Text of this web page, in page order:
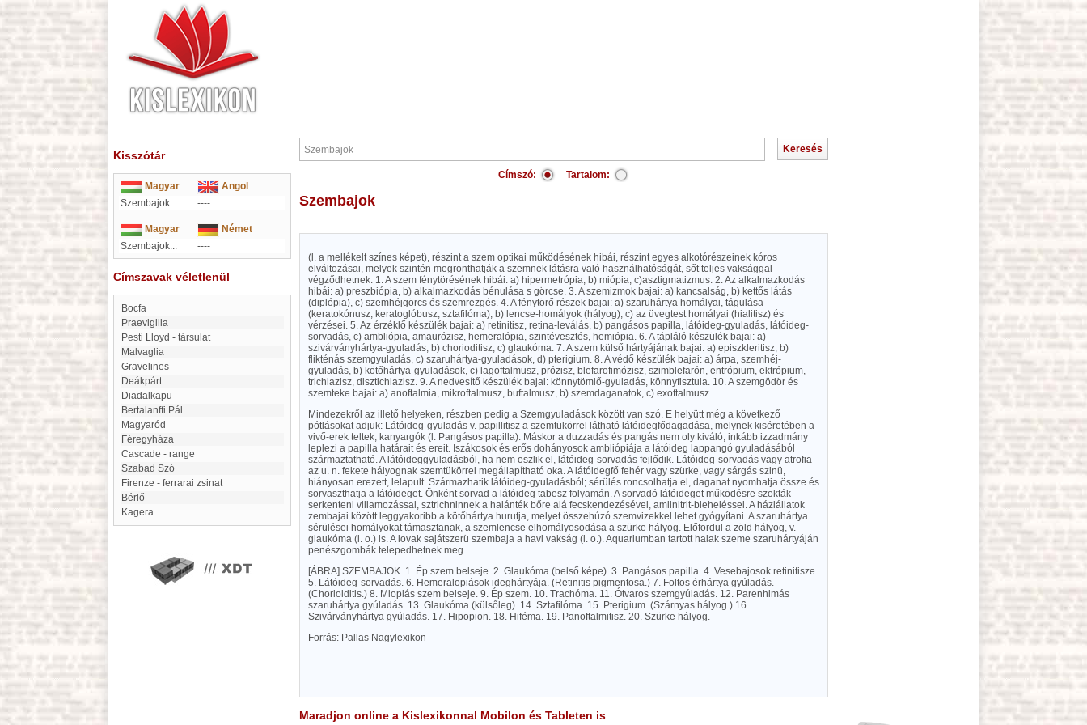
Kisszótár
Magyar
Angol
Szembajok...
----
Magyar
Német
Szembajok...
----
Címszavak véletlenül
Bocfa
Praevigilia
Pesti Lloyd - társulat
Malvaglia
Gravelines
Deákpárt
diadalkapu
Bertalanffi Pál
Magyaród
Féregyháza
Cascade - range
Szabad Szó
Firenze - ferrarai zsinat
Bérlő
Kagera
Címszó: Tartalom:
Szembajok
(l. a mellékelt színes képet), részint a szem optikai működésének hibái, részint egyes alkotórészeinek kóros
elváltozásai, melyek szintén megronthatják a szemnek látásra való használhatóságát, sőt teljes vaksággal
végződhetnek. 1. A szem fénytörésének hibái: a) hipermetrópia, b) miópia, c)asztigmatizmus. 2. Az alkalmazkodás
hibái: a) preszbiópia, b) alkalmazkodás bénulása s görcse. 3. A szemizmok bajai: a) kancsalság, b) kettős látás
(diplópia), c) szemhéjgörcs és szemrezgés. 4. A fénytörő részek bajai: a) szaruhártya homályai, tágulása
(keratokónusz, keratoglóbusz, sztafilóma), b) lencse-homályok (hályog), c) az üvegtest homályai (hialitisz) és
vérzései. 5. Az érzéklő készülék bajai: a) retinitisz, retina-leválás, b) pangásos papilla, látóideg-gyuladás, látóideg-
sorvadás, c) ambliópia, amaurózisz, hemeralópia, szintévesztés, hemiópia. 6. A tápláló készülék bajai: a)
szivárványhártya-gyuladás, b) chorioditisz, c) glaukóma. 7. A szem külső hártyájának bajai: a) episzkleritisz, b)
flikténás szemgyuladás, c) szaruhártya-gyuladások, d) pterigium. 8. A védő készülék bajai: a) árpa, szemhéj-
gyuladás, b) kötőhártya-gyuladások, c) lagoftalmusz, prózisz, blefarofimózisz, szimblefarón, entrópium, ektrópium,
trichiazisz, disztichiazisz. 9. A nedvesítő készülék bajai: könnytömlő-gyuladás, könnyfisztula. 10. A szemgödör és
szemteke bajai: a) anoftalmia, mikroftalmusz, buftalmusz, b) szemdaganatok, c) exoftalmusz.
Mindezekről az illető helyeken, részben pedig a Szemgyuladások között van szó. E helyütt még a következő
pótlásokat adjuk: Látóideg-gyuladás v. papillitisz a szemtükörrel látható látóidegfődagadása, melynek kiséretében a
vivő-erek teltek, kanyargók (l. Pangásos papilla). Máskor a duzzadás és pangás nem oly kiváló, inkább izzadmány
leplezi a papilla határait és ereit. Iszákosok és erős dohányosok ambliópiája a látóideg lappangó gyuladásából
származtatható. A látóideggyuladásból, ha nem oszlik el, látóideg-sorvadás fejlődik. Látóideg-sorvadás vagy atrofia
az u. n. fekete hályognak szemtükörrel megállapítható oka. A látóidegfő fehér vagy szürke, vagy sárgás szinü,
hiányosan erezett, lelapult. Származhatik látóideg-gyuladásból; sérülés roncsolhatja el, daganat nyomhatja össze és
sorvaszthatja a látóideget. Önként sorvad a látóideg tabesz folyamán. A sorvadó látóideget működésre szokták
serkenteni villamozással, sztrichninnek a halánték bőre alá fecskendezésével, amilnitrit-bleheléssel. A háziállatok
zembajai között leggyakoribb a kötőhártya hurutja, melyet összehúzó szemvizekkel lehet gyógyítani. A szaruhártya
sérülései homályokat támasztanak, a szemlencse elhomályosodása a szürke hályog. Előfordul a zöld hályog, v.
glaukóma (l. o.) is. A lovak sajátszerü szembaja a havi vakság (l. o.). Aquariumban tartott halak szeme szaruhártyáján
penészgombák telepedhetnek meg.
[ÁBRA] SZEMBAJOK. 1. Ép szem belseje. 2. Glaukóma (belső képe). 3. Pangásos papilla. 4. Vesebajosok retinitisze.
5. Látóideg-sorvadás. 6. Hemeralopiások ideghártyája. (Retinitis pigmentosa.) 7. Foltos érhártya gyúladás.
(Chorioiditis.) 8. Miopiás szem belseje. 9. Ép szem. 10. Trachóma. 11. Ótvaros szemgyúladás. 12. Parenhimás
szaruhártya gyúladás. 13. Glaukóma (külsőleg). 14. Sztafilóma. 15. Pterigium. (Szárnyas hályog.) 16.
Szivárványhártya gyúladás. 17. Hipopion. 18. Hiféma. 19. Panoftalmitisz. 20. Szürke hályog.
Forrás: Pallas Nagylexikon
Maradjon online a Kislexikonnal Mobilon és Tableten is